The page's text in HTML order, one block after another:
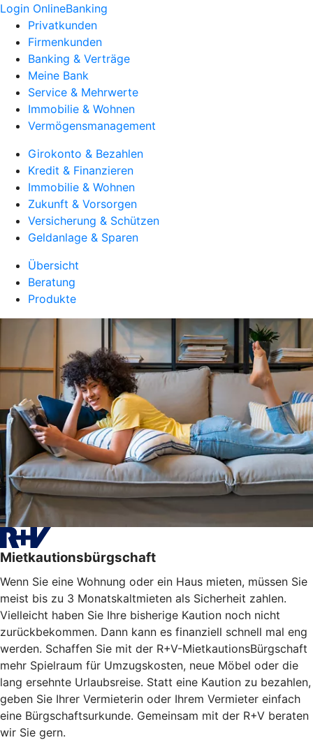
Login OnlineBanking
Privatkunden
Firmenkunden
Banking & Verträge
Meine Bank
Service & Mehrwerte
Immobilie & Wohnen
Vermögensmanagement
Girokonto & Bezahlen
Kredit & Finanzieren
Immobilie & Wohnen
Zukunft & Vorsorgen
Versicherung & Schützen
Geldanlage & Sparen
Übersicht
Beratung
Produkte
Mietkautionsbürgschaft
Wenn Sie eine Wohnung oder ein Haus mieten, müssen Sie
meist bis zu 3 Monatskaltmieten als Sicherheit zahlen.
Vielleicht haben Sie Ihre bisherige Kaution noch nicht
zurückbekommen. Dann kann es finanziell schnell mal eng
werden. Schaffen Sie mit der R+V-MietkautionsBürgschaft
mehr Spielraum für Umzugskosten, neue Möbel oder die
lang ersehnte Urlaubsreise. Statt eine Kaution zu bezahlen,
geben Sie Ihrer Vermieterin oder Ihrem Vermieter einfach
eine Bürgschaftsurkunde. Gemeinsam mit der R+V beraten
wir Sie gern.